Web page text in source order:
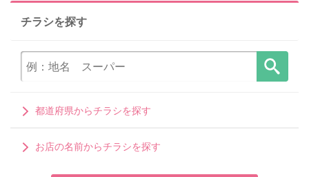
チラシを探す
都道府県からチラシを探す
お店の名前からチラシを探す